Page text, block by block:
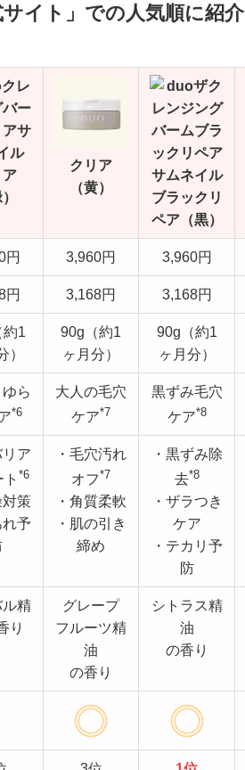
イト」での人気順に紹介
ア
クリア
（黄）
ブラックリ
ペア（黒）
円 3,960円 3,960円
円 3,168円 3,168円
約1
）
90g（約1
ヶ月分）
90g（約1
ヶ月分）
ら
*6
大人の毛穴
ケア*7
黒ずみ毛穴
ケア*8
リア
*6
対策
れ予
・毛穴汚れ
オフ*7
・角質柔軟
・肌の引き
締め
・黒ずみ除
去*8
・ザラつき
ケア
・テカリ予
防
精
り
グレープ
フルーツ精
油
の香り
シトラス精
油
の香り